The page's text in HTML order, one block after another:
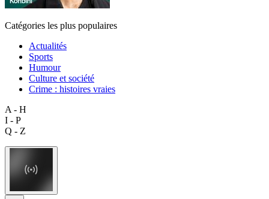
Catégories les plus populaires
Actualités
Sports
Humour
Culture et société
Crime : histoires vraies
A - H
I - P
Q - Z